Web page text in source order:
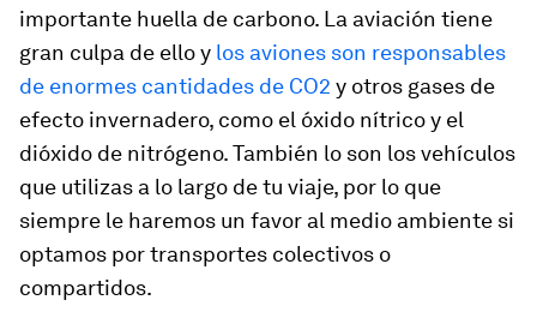
importante huella de carbono. La aviación tiene
gran culpa de ello y los aviones son responsables
de enormes cantidades de CO2 y otros gases de
efecto invernadero, como el óxido nítrico y el
dióxido de nitrógeno. También lo son los vehículos
que utilizas a lo largo de tu viaje, por lo que
siempre le haremos un favor al medio ambiente si
optamos por transportes colectivos o
compartidos.